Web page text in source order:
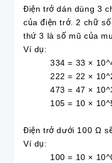
Điện trở dán dùng 3
của điện trở. 2 chữ
thứ 3 là số mũ của
Ví dụ:
334 = 33 × 10^4
222 = 22 × 10^2
473 = 47 × 10^3
105 = 10 ×
Điện trở dưới 100 Ω
Ví dụ:
100 = 10 × 10^0